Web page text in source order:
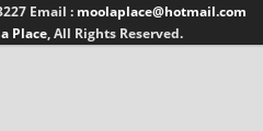
Email : moolaplace@hotmail.com
Place, All Rights Reserved.